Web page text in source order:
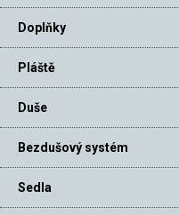
Doplňky
Pláště
Duše
Bezdušový systém
Sedla